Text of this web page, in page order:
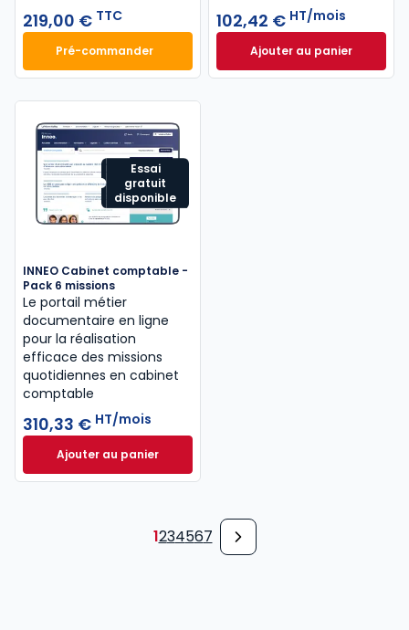
219,00 € TTC
Pré-commanderMémento IFRS 2027 à 219,00 € TTC
102,42 € HT/mois
Ajouter au panier
INNEO Cabinet
Essai
gratuit
disponible
INNEO Cabinet comptable -
Pack 6 missions
Le portail métier
documentaire en ligne
pour la réalisation
efficace des missions
quotidiennes en cabinet
comptable
310,33 € HT/mois
Ajouter au panierINNEO Cabinet comptable - Pack 6 missions à
1234567